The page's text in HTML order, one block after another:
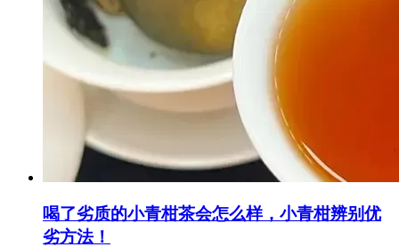
喝了劣质的小青柑茶会怎么样，小青柑辨别优
劣方法！